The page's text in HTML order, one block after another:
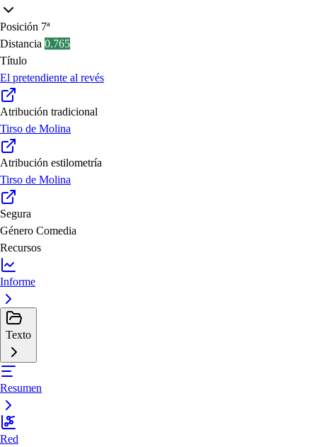
Posición 7ª
Distancia 0.765
Título
El pretendiente al revés
Atribución tradicional
Tirso de Molina
Atribución estilometría
Tirso de Molina
Segura
Género Comedia
Recursos
Informe
Texto
Resumen
Red